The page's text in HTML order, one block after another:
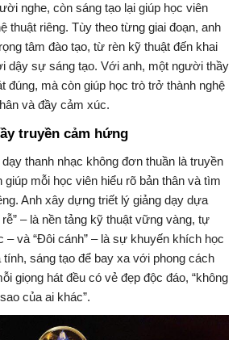
nghe, còn sáng tạo lại giúp học viên
thuật riêng. Tùy theo từng giai đoạn, anh
tâm đào tạo, từ rèn kỹ thuật đến khai
dậy sự sáng tạo. Với anh, một người thầy
đúng, mà còn giúp học trò trở thành nghệ
và đầy cảm xúc.
truyền cảm hứng
thanh nhạc không đơn thuần là truyền
mỗi học viên hiểu rõ bản thân và tìm
Anh xây dựng triết lý giảng dạy dựa
– là nền tảng kỹ thuật vững vàng, tự
– và “Đôi cánh” – là sự khuyến khích học
tính, sáng tạo để bay xa với phong cách
giọng hát đều có vẻ đẹp độc đáo, “không
của ai khác”.